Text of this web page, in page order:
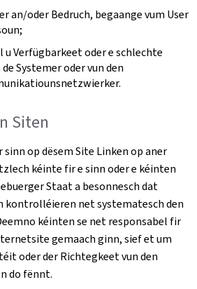
an/oder Bedruch, begaange vum User
u Verfügbarkeet oder e schlechte
Systemer oder vun den
Siten
op dësem Site Linken op aner
kéinte fir e sinn oder e kéinten
Staat a besonnesch dat
net systematesch den
kéinten se net responsabel fir
gemaach ginn, sief et um
oder der Richtegkeet vun den
do fënnt.